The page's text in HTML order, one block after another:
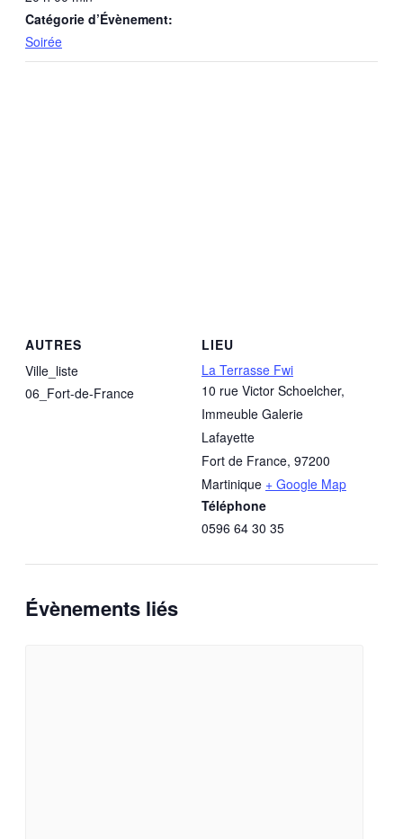
Catégorie d’Évènement:
Soirée
LIEU
La Terrasse Fwi
10 rue Victor Schoelcher,
Immeuble Galerie
Lafayette
Fort de France, 97200
Martinique + Google Map
Téléphone
0596 64 30 35
AUTRES
Ville_liste
06_Fort-de-France
Évènements liés